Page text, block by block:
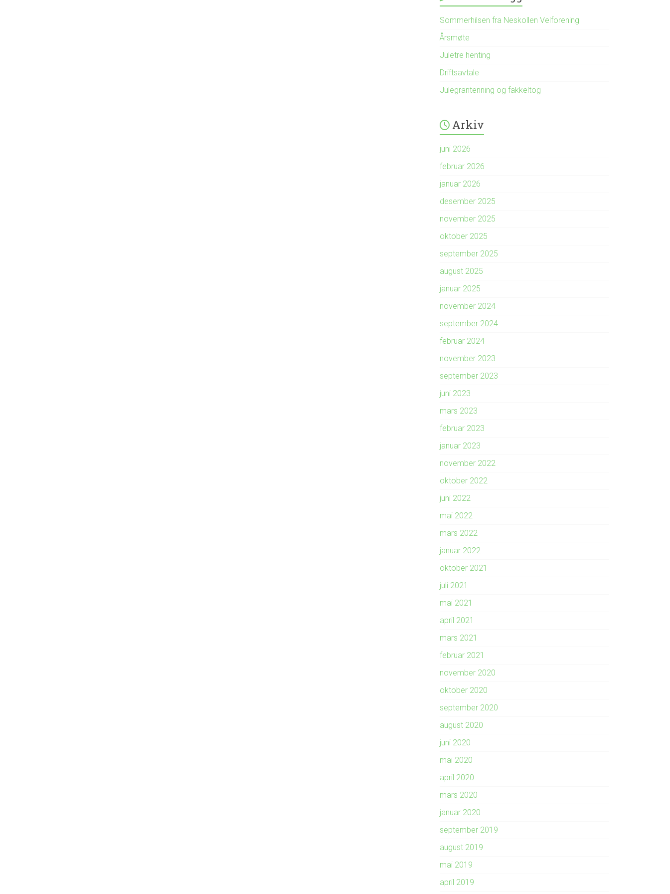
Sommerhilsen fra Neskollen Velforening
Årsmøte
Juletre henting
Driftsavtale
Julegrantenning og fakkeltog
Arkiv
juni 2026
februar 2026
januar 2026
desember 2025
november 2025
oktober 2025
september 2025
august 2025
januar 2025
november 2024
september 2024
februar 2024
november 2023
september 2023
juni 2023
mars 2023
februar 2023
januar 2023
november 2022
oktober 2022
juni 2022
mai 2022
mars 2022
januar 2022
oktober 2021
juli 2021
mai 2021
april 2021
mars 2021
februar 2021
november 2020
oktober 2020
september 2020
august 2020
juni 2020
mai 2020
april 2020
mars 2020
januar 2020
september 2019
august 2019
mai 2019
april 2019